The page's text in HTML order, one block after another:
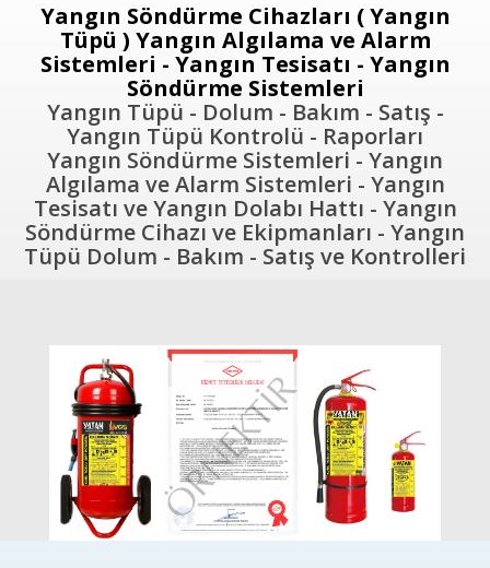
Yangın Söndürme Cihazları ( Yangın
Tüpü ) Yangın Algılama ve Alarm
Sistemleri - Yangın Tesisatı - Yangın
Söndürme Sistemleri
Yangın Tüpü - Dolum - Bakım - Satış -
Yangın Tüpü Kontrolü - Raporları
Yangın Söndürme Sistemleri - Yangın
Algılama ve Alarm Sistemleri - Yangın
Tesisatı ve Yangın Dolabı Hattı - Yangın
Söndürme Cihazı ve Ekipmanları - Yangın
Tüpü Dolum - Bakım - Satış ve Kontrolleri